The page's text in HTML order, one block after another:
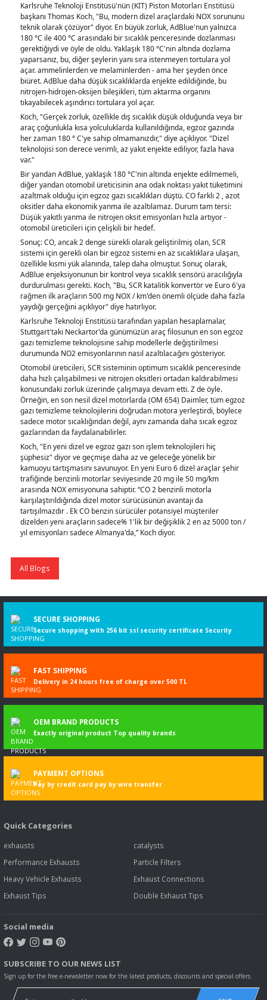
Karlsruhe Teknoloji Enstitüsü'nün (KIT) Piston Motorları Enstitüsü
başkanı Thomas Koch, "Bu, modern dizel araçlardaki NOX sorununu
teknik olarak çözüyor" diyor. En büyük zorluk, AdBlue'nun yalnızca
180 °C ile 400 °C arasındaki bir sıcaklık penceresinde dozlanması
gerektiğiydi ve öyle de oldu. Yaklaşık 180 °C'nin altında dozlama
yaparsanız, bu, diğer şeylerin yanı sıra istenmeyen tortulara yol
açar. ammelinlerden ve melaminlerden - ama her şeyden önce
biüret. AdBlue daha düşük sıcaklıklarda enjekte edildiğinde, bu
nitrojen-hidrojen-oksijen bileşikleri, tüm aktarma organını
tıkayabilecek aşındırıcı tortulara yol açar.
Koch, "Gerçek zorluk, özellikle dış sıcaklık düşük olduğunda veya bir
araç çoğunlukla kısa yolculuklarda kullanıldığında, egzoz gazında
her zaman 180 ° C'ye sahip olmamanızdır," diye açıklıyor. "Dizel
teknolojisi son derece verimli, az yakıt enjekte ediliyor, fazla hava
var."
Bir yandan AdBlue, yaklaşık 180 °C'nin altında enjekte edilmemeli,
diğer yandan otomobil üreticisinin ana odak noktası yakıt tüketimini
azaltmak olduğu için egzoz gazı sıcaklıkları düştü. CO farklı 2 , azot
oksitler daha ekonomik yanma ile azaltılamaz. Durum tam tersi:
Düşük yakıtlı yanma ile nitrojen oksit emisyonları hızla artıyor -
otomobil üreticileri için çelişkili bir hedef.
Sonuç: CO, ancak 2 denge sürekli olarak geliştirilmiş olan, SCR
sistemi için gerekli olan bir egzoz sistemi en az sıcaklıklara ulaşan,
özellikle kısmi yük alanında, talep daha olmuştur. Sonuç olarak,
AdBlue enjeksiyonunun bir kontrol veya sıcaklık sensörü aracılığıyla
durdurulması gerekti. Koch, "Bu, SCR katalitik konvertör ve Euro 6'ya
rağmen ilk araçların 500 mg NOX / km'den önemli ölçüde daha fazla
yaydığı gerçeğini açıklıyor" diye hatırlıyor.
Karlsruhe Teknoloji Enstitüsü tarafından yapılan hesaplamalar,
Stuttgart'taki Neckartor'da günümüzün araç filosunun en son egzoz
gazı temizleme teknolojisine sahip modellerle değiştirilmesi
durumunda NO2 emisyonlarının nasıl azaltılacağını gösteriyor.
Otomobil üreticileri, SCR sisteminin optimum sıcaklık penceresinde
daha hızlı çalışabilmesi ve nitrojen oksitleri ortadan kaldırabilmesi
konusundaki zorluk üzerinde çalışmaya devam etti. Z de öyle.
Örneğin, en son nesil dizel motorlarda (OM 654) Daimler, tüm egzoz
gazı temizleme teknolojilerini doğrudan motora yerleştirdi, böylece
sadece motor sıcaklığından değil, aynı zamanda daha sıcak egzoz
gazlarından da faydalanabilirler.
Koch, "En yeni dizel ve egzoz gazı son işlem teknolojileri hiç
şüphesiz" diyor ve geçmişe daha az ve geleceğe yönelik bir
kamuoyu tartışmasını savunuyor. En yeni Euro 6 dizel araçlar şehir
trafiğinde benzinli motorlar seviyesinde 20 mg ile 50 mg/km
arasında NOX emisyonuna sahiptir. “CO 2 benzinli motorla
karşılaştırıldığında dizel motor sürücüsünün avantajı da
tartışılmazdır . Ek CO benzin sürücüler potansiyel müşteriler
dizelden yeni araçların sadece% 1'lik bir değişiklik 2 en az 5000 ton /
yıl emisyonları sadece Almanya'da,” Koch diyor.
All Blogs
SECURE SHOPPING
Secure shopping with 256 bit ssl security certificate Security
FAST SHIPPING
Delivery in 24 hours free of charge over 500 TL
OEM BRAND PRODUCTS
Exactly original product Top quality brands
PAYMENT OPTIONS
Pay by credit card pay by wire transfer
Quick Categories
exhausts
catalysts
Performance Exhausts
Particle Filters
Heavy Vehicle Exhausts
Exhaust Connections
Exhaust Tips
Double Exhaust Tips
Social media
SUBSCRIBE TO OUR NEWS LIST
Sign up for the free e-newsletter now for the latest products, discounts and special offers.